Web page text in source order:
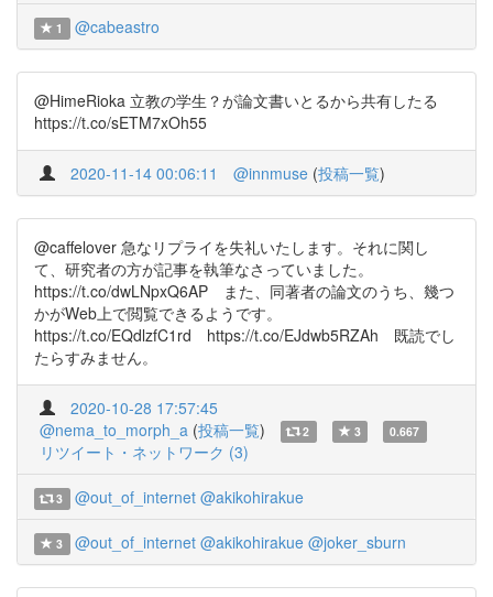
1 @cabeastro
@HimeRioka 立教の学生？が論文書いとるから共有したる
https://t.co/sETM7xOh55
2020-11-14 00:06:11 @innmuse (投稿一覧)
@caffelover 急なリプライを失礼いたします。それに関し
て、研究者の方が記事を執筆なさっていました。
https://t.co/dwLNpxQ6AP また、同著者の論文のうち、幾つ
かがWeb上で閲覧できるようです。
https://t.co/EQdlzfC1rd https://t.co/EJdwb5RZAh 既読でし
たらすみません。
2020-10-28 17:57:45
@nema_to_morph_a (投稿一覧) 2 3 0.667
リツイート・ネットワーク (3)
3 @out_of_internet @akikohirakue
3 @out_of_internet @akikohirakue @joker_sburn